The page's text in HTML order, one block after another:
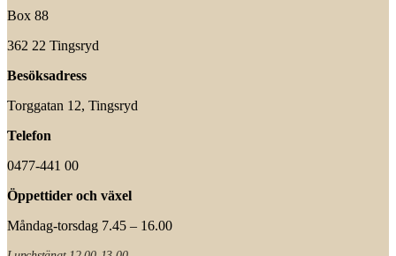
Box 88
362 22 Tingsryd
Besöksadress
Torggatan 12, Tingsryd
Telefon
0477-441 00
Öppettider och växel
Måndag-torsdag 7.45 – 16.00